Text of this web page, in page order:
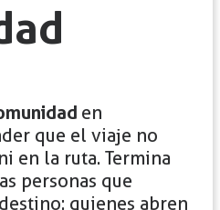
en
que el viaje no
en la ruta. Termina
personas que
quienes abren